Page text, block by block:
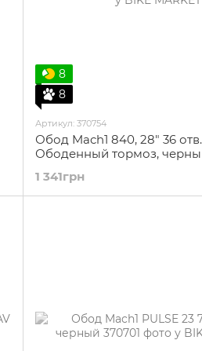
8
8
Артикул: 370754
Обод Mach1 840, 28" 36
Ободенный тормоз,
1 341грн